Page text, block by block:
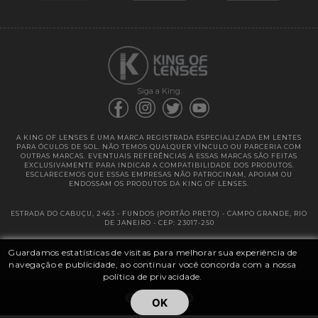
Guardamos estatísticas de visitas para melhorar sua experiência de
navegação e publicidade, ao continuar você concorda com a nossa
política de privacidade.
OK
Siga a King:
A KING OF LENSES É UMA MARCA REGISTRADA ESPECIALIZADA EM LENTES
PARA ÓCULOS DE SOL. NÃO TEMOS QUALQUER VÍNCULO OU PARCERIA COM
OUTRAS MARCAS. EVENTUAIS REFERÊNCIAS A ESSAS MARCAS SÃO FEITAS
EXCLUSIVAMENTE PARA INDICAR A COMPATIBILIDADE DOS PRODUTOS.
ESCLARECEMOS QUE ESSAS EMPRESAS NÃO PATROCINAM, APOIAM OU
ENDOSSAM OS PRODUTOS DA KING OF LENSES.
ESTRADA DO CABUÇU, 2463 - FUNDOS (PORTÃO PRETO) - CAMPO GRANDE, RIO
DE JANEIRO - CEP: 23017-250
@ 2025 | KING OF LENSES - KING OF IMPORTAÇÃO E DISTRIBUIÇÃO DE
LENTES LTDA ME | CNPJ: 13.682.533 / 0001-42